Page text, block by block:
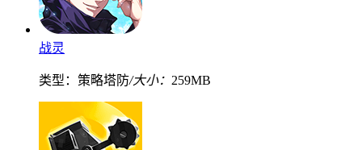
战灵
类型：策略塔防/大小： 259MB